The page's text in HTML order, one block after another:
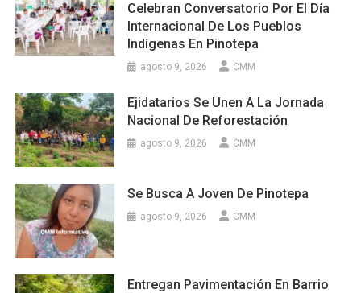
Celebran Conversatorio Por El Día
Internacional De Los Pueblos
Indígenas En Pinotepa
agosto 9, 2026 CMM
Ejidatarios Se Unen A La Jornada
Nacional De Reforestación
agosto 9, 2026 CMM
Se Busca A Joven De Pinotepa
agosto 9, 2026 CMM
Entregan Pavimentación En Barrio